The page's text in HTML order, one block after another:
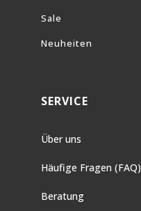
Sale
Neuheiten
SERVICE
Über uns
Häufige Fragen (FAQ)
Beratung